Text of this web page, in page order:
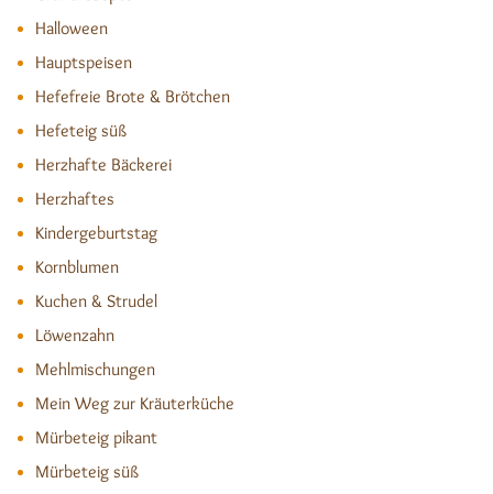
Halloween
Hauptspeisen
Hefefreie Brote & Brötchen
Hefeteig süß
Herzhafte Bäckerei
Herzhaftes
Kindergeburtstag
Kornblumen
Kuchen & Strudel
Löwenzahn
Mehlmischungen
Mein Weg zur Kräuterküche
Mürbeteig pikant
Mürbeteig süß